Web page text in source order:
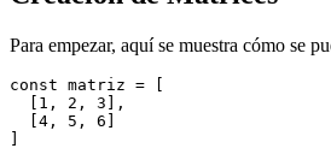
Para empezar, aquí se muestra cómo se
const matriz = [
  [1, 2, 3],
  [4, 5, 6]